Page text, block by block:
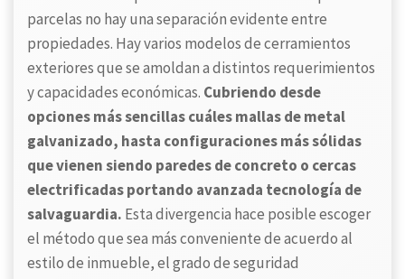
parcelas no hay una separación evidente entre
propiedades. Hay varios modelos de cerramientos
exteriores que se amoldan a distintos requerimientos
y capacidades económicas. Cubriendo desde
opciones más sencillas cuáles mallas de metal
galvanizado, hasta configuraciones más sólidas
que vienen siendo paredes de concreto o cercas
electrificadas portando avanzada tecnología de
salvaguardia. Esta divergencia hace posible escoger
el método que sea más conveniente de acuerdo al
estilo de inmueble, el grado de seguridad